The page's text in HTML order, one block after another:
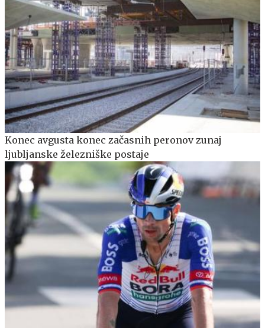
Konec avgusta konec začasnih peronov zunaj
ljubljanske železniške postaje